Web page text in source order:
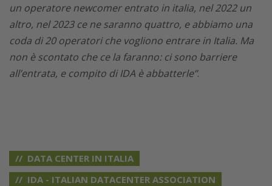
un operatore newcomer entrato in italia, nel 2022 un
altro, nel 2023 ce ne saranno quattro, e abbiamo una
coda di 20 operatori che vogliono entrare in Italia. Ma
non è scontato che ce la faranno: ci sono barriere
all’entrata, e compito di IDA è abbatterle”.
DATA CENTER IN ITALIA
IDA - ITALIAN DATACENTER ASSOCIATION